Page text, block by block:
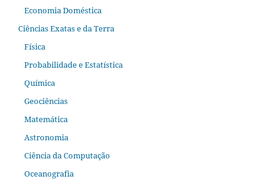
Economia Doméstica
Ciências Exatas e da Terra
Física
Probabilidade e Estatística
Química
Geociências
Matemática
Astronomia
Ciência da Computação
Oceanografia